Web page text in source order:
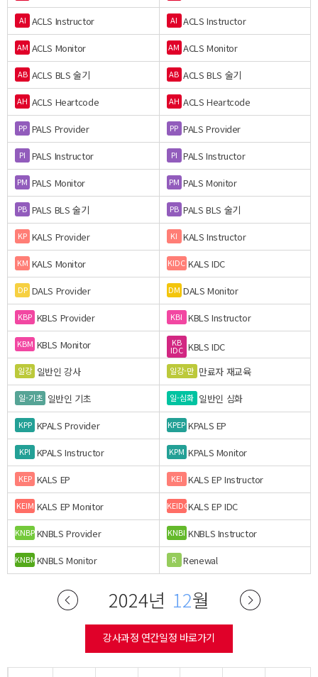
AI ACLS Instructor AI ACLS Instructor
AM ACLS Monitor AM ACLS Monitor
AB ACLS BLS 술기 AB ACLS BLS 술기
AH ACLS Heartcode AH ACLS Heartcode
PP PALS Provider PP PALS Provider
PI PALS Instructor PI PALS Instructor
PM PALS Monitor PM PALS Monitor
PB PALS BLS 술기 PB PALS BLS 술기
KP KALS Provider KI KALS Instructor
KM KALS Monitor KIDC KALS IDC
DP DALS Provider DM DALS Monitor
KBP KBLS Provider KBI KBLS Instructor
KBM KBLS Monitor KB
IDC KBLS IDC
일강 일반인 강사 일강-만 만료자 재교육
일-기초 일반인 기초 일-심화 일반인 심화
KPP KPALS Provider KPEP KPALS EP
KPI KPALS Instructor KPM KPALS Monitor
KEP KALS EP KEI KALS EP Instructor
KEIM KALS EP Monitor KEIDCKALS EP IDC
KNBPKNBLS Provider KNBI KNBLS Instructor
KNBMKNBLS Monitor R Renewal
2024년 12월
강사과정 연간일정 바로가기